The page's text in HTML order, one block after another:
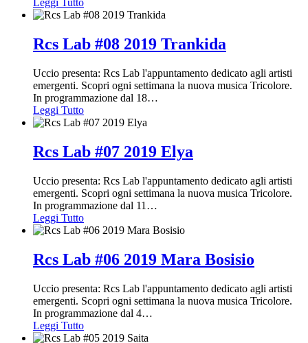
Leggi Tutto
Rcs Lab #08 2019 Trankida
Uccio presenta: Rcs Lab l'appuntamento dedicato agli artisti
emergenti. Scopri ogni settimana la nuova musica Tricolore.
In programmazione dal 18…
Leggi Tutto
Rcs Lab #07 2019 Elya
Uccio presenta: Rcs Lab l'appuntamento dedicato agli artisti
emergenti. Scopri ogni settimana la nuova musica Tricolore.
In programmazione dal 11 …
Leggi Tutto
Rcs Lab #06 2019 Mara Bosisio
Uccio presenta: Rcs Lab l'appuntamento dedicato agli artisti
emergenti. Scopri ogni settimana la nuova musica Tricolore.
In programmazione dal 4…
Leggi Tutto